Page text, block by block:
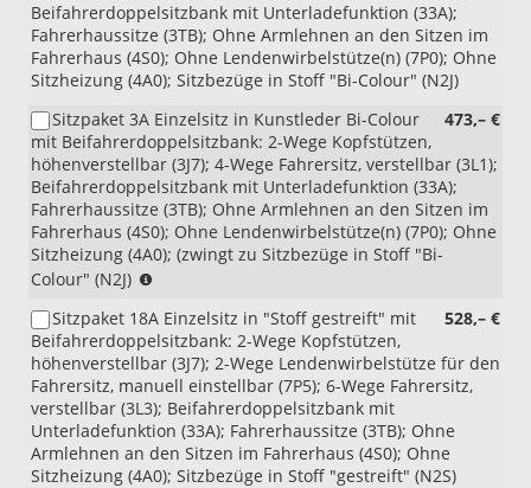
und
4Z2
oder
4Z5)
Beifahrerdoppelsitzbank mit Unterladefunktion (33A);
Fahrerhaussitze (3TB); Ohne Armlehnen an den Sitzen im
Fahrerhaus (4S0); Ohne Lendenwirbelstütze(n) (7P0); Ohne
Sitzheizung (4A0); Sitzbezüge in Stoff "Bi-Colour" (N2J)
473,– €
Sitzpaket 3A Einzelsitz in Kunstleder Bi-Colour
mit Beifahrerdoppelsitzbank: 2-Wege Kopfstützen,
höhenverstellbar (3J7); 4-Wege Fahrersitz, verstellbar (3L1);
Beifahrerdoppelsitzbank mit Unterladefunktion (33A);
Fahrerhaussitze (3TB); Ohne Armlehnen an den Sitzen im
Fahrerhaus (4S0); Ohne Lendenwirbelstütze(n) (7P0); Ohne
Sitzheizung (4A0); (zwingt zu Sitzbezüge in Stoff "Bi-
Colour" (N2J)
mit
4X1
und
4RB)
528,– €
Sitzpaket 18A Einzelsitz in "Stoff gestreift" mit
Beifahrerdoppelsitzbank: 2-Wege Kopfstützen,
höhenverstellbar (3J7); 2-Wege Lendenwirbelstütze für den
Fahrersitz, manuell einstellbar (7P5); 6-Wege Fahrersitz,
verstellbar (3L3); Beifahrerdoppelsitzbank mit
Unterladefunktion (33A); Fahrerhaussitze (3TB); Ohne
Armlehnen an den Sitzen im Fahrerhaus (4S0); Ohne
Sitzheizung (4A0); Sitzbezüge in Stoff "gestreift" (N2S)